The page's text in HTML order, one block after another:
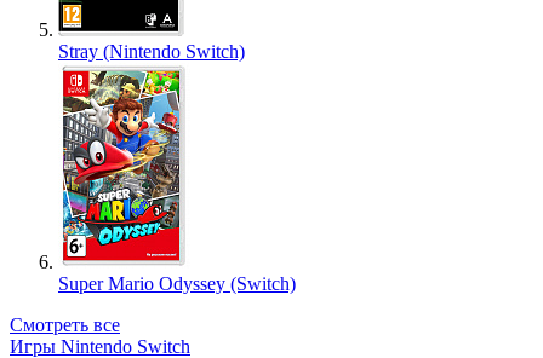
Stray (Nintendo Switch)
Super Mario Odyssey (Switch)
Смотреть все
Игры Nintendo Switch